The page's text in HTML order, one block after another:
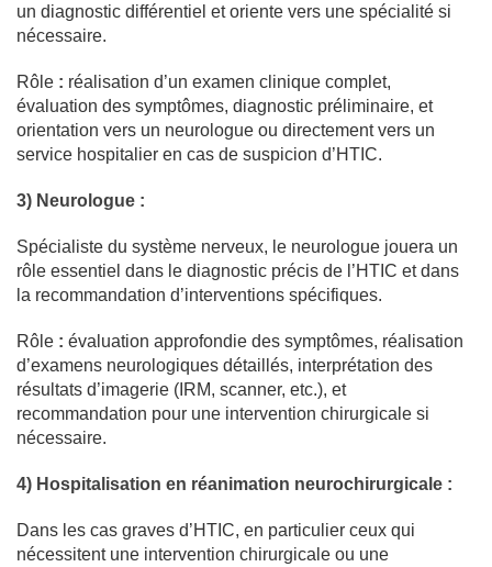
un diagnostic différentiel et oriente vers une spécialité si
nécessaire.
Rôle : réalisation d’un examen clinique complet,
évaluation des symptômes, diagnostic préliminaire, et
orientation vers un neurologue ou directement vers un
service hospitalier en cas de suspicion d’HTIC.
3) Neurologue :
Spécialiste du système nerveux, le neurologue jouera un
rôle essentiel dans le diagnostic précis de l’HTIC et dans
la recommandation d’interventions spécifiques.
Rôle : évaluation approfondie des symptômes, réalisation
d’examens neurologiques détaillés, interprétation des
résultats d’imagerie (IRM, scanner, etc.), et
recommandation pour une intervention chirurgicale si
nécessaire.
4) Hospitalisation en réanimation neurochirurgicale :
Dans les cas graves d’HTIC, en particulier ceux qui
nécessitent une intervention chirurgicale ou une